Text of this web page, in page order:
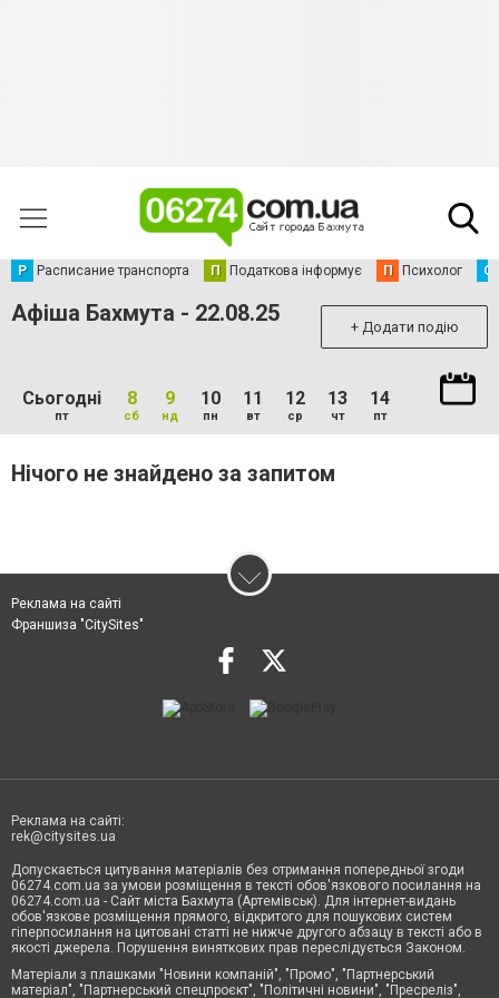
Р Расписание транспорта П Податкова інформує П Психолог С
Афіша Бахмута - 22.08.25 + Додати подію
Сьогодні
пт
8
сб
9
нд
10
пн
11
вт
12
ср
13
чт
14
пт
Нічого не знайдено за запитом
Реклама на сайті
Франшиза "CitySites"
Реклама на сайті:
rek@citysites.ua
Допускається цитування матеріалів без отримання попередньої згоди
06274.com.ua за умови розміщення в тексті обов'язкового посилання на
06274.com.ua - Сайт міста Бахмута (Артемівськ). Для інтернет-видань
обов'язкове розміщення прямого, відкритого для пошукових систем
гіперпосилання на цитовані статті не нижче другого абзацу в тексті або в
якості джерела. Порушення виняткових прав переслідується Законом.
Матеріали з плашками "Новини компаній", "Промо", "Партнерський
матеріал", "Партнерський спецпроєкт", "Політичні новини", "Пресреліз",